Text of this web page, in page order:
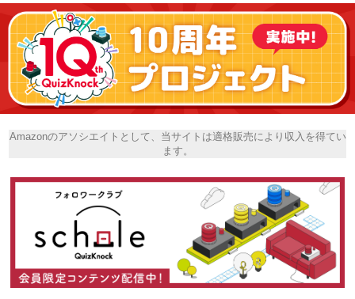
Amazonのアソシエイトとして、当サイトは適格販売により収入を得てい
ます。